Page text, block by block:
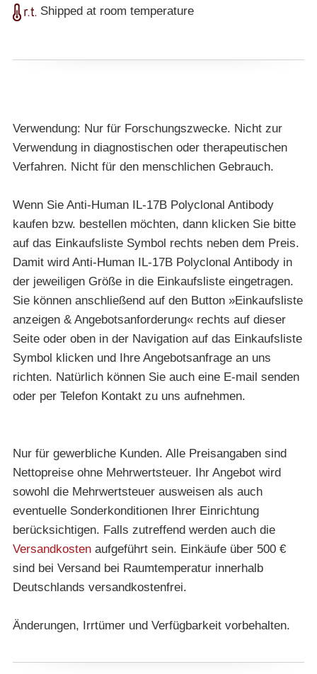
Shipped at room temperature
Verwendung: Nur für Forschungszwecke. Nicht zur
Verwendung in diagnostischen oder therapeutischen
Verfahren. Nicht für den menschlichen Gebrauch.
Wenn Sie Anti-Human IL-17B Polyclonal Antibody
kaufen bzw. bestellen möchten, dann klicken Sie bitte
auf das Einkaufsliste Symbol rechts neben dem Preis.
Damit wird Anti-Human IL-17B Polyclonal Antibody in
der jeweiligen Größe in die Einkaufsliste eingetragen.
Sie können anschließend auf den Button »Einkaufsliste
anzeigen & Angebotsanforderung« rechts auf dieser
Seite oder oben in der Navigation auf das Einkaufsliste
Symbol klicken und Ihre Angebotsanfrage an uns
richten. Natürlich können Sie auch eine E-mail senden
oder per Telefon Kontakt zu uns aufnehmen.
Nur für gewerbliche Kunden. Alle Preisangaben sind
Nettopreise ohne Mehrwertsteuer. Ihr Angebot wird
sowohl die Mehrwertsteuer ausweisen als auch
eventuelle Sonderkonditionen Ihrer Einrichtung
berücksichtigen. Falls zutreffend werden auch die
Versandkostenaufgeführt sein. Einkäufe über 500 €
sind bei Versand bei Raumtemperatur innerhalb
Deutschlands versandkostenfrei.
Änderungen, Irrtümer und Verfügbarkeit vorbehalten.